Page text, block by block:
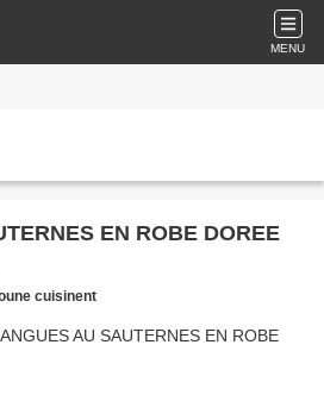
MENU
EN ROBE DOREE
cuisinent